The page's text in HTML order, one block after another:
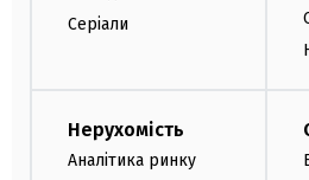
Серіали
Нерухомість
Аналітика ринку